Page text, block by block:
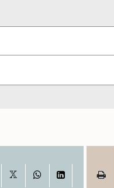
WhatsAppLinkedIn